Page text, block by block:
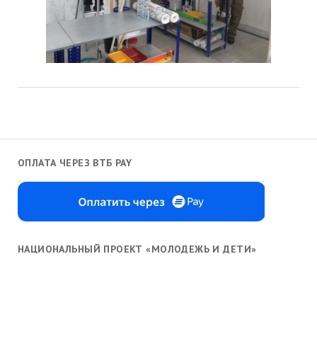
ОПЛАТА ЧЕРЕЗ ВТБ PAY
НАЦИОНАЛЬНЫЙ ПРОЕКТ «МОЛОДЕЖЬ И ДЕТИ»